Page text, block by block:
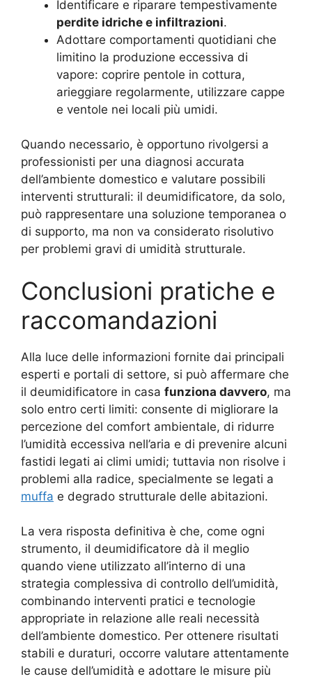
Identificare e riparare tempestivamente
perdite idriche e infiltrazioni.
Adottare comportamenti quotidiani che
limitino la produzione eccessiva di
vapore: coprire pentole in cottura,
arieggiare regolarmente, utilizzare cappe
e ventole nei locali più umidi.
Quando necessario, è opportuno rivolgersi a
professionisti per una diagnosi accurata
dell’ambiente domestico e valutare possibili
interventi strutturali: il deumidificatore, da solo,
può rappresentare una soluzione temporanea o
di supporto, ma non va considerato risolutivo
per problemi gravi di umidità strutturale.
Conclusioni pratiche e
raccomandazioni
Alla luce delle informazioni fornite dai principali
esperti e portali di settore, si può affermare che
il deumidificatore in casa funziona davvero, ma
solo entro certi limiti: consente di migliorare la
percezione del comfort ambientale, di ridurre
l’umidità eccessiva nell’aria e di prevenire alcuni
fastidi legati ai climi umidi; tuttavia non risolve i
problemi alla radice, specialmente se legati a
muffa e degrado strutturale delle abitazioni.
La vera risposta definitiva è che, come ogni
strumento, il deumidificatore dà il meglio
quando viene utilizzato all’interno di una
strategia complessiva di controllo dell’umidità,
combinando interventi pratici e tecnologie
appropriate in relazione alle reali necessità
dell’ambiente domestico. Per ottenere risultati
stabili e duraturi, occorre valutare attentamente
le cause dell’umidità e adottare le misure più